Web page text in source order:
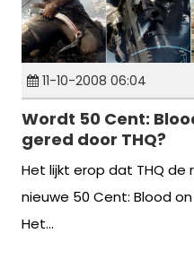
11-10-2008 06:04
Wordt 50 Cent:
gered door THQ?
Het lijkt erop dat THQ de
nieuwe 50 Cent: Blood
Het...